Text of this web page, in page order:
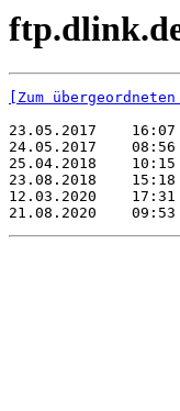
[Zum
23.05.2017
24.05.2017
25.04.2018
23.08.2018
12.03.2020
21.08.2020